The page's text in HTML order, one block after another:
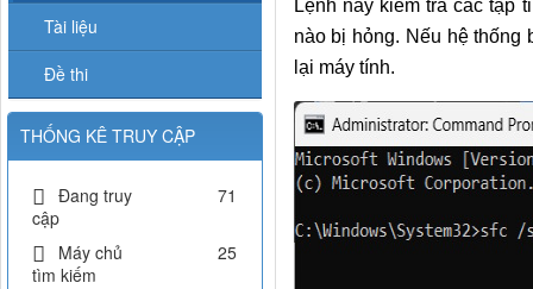
Lệnh này kiểm tra các tập
nào bị hỏng. Nếu hệ
lại máy tính.
Tài liệu
Đề thi
THỐNG KÊ TRUY CẬP
Đang truy
cập
71
Máy chủ
tìm kiếm
25